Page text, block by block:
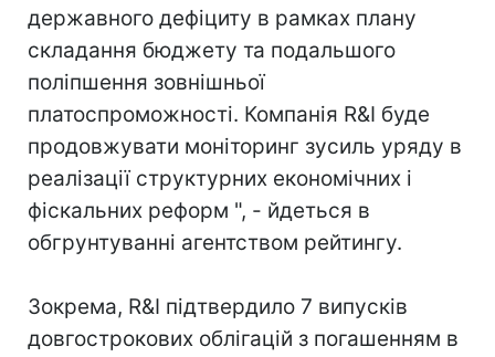
державного дефіциту в рамках плану
складання бюджету та подальшого
поліпшення зовнішньої
платоспроможності. Компанія R&I буде
продовжувати моніторинг зусиль уряду в
реалізації структурних економічних і
фіскальних реформ ", - йдеться в
обгрунтуванні агентством рейтингу.
Зокрема, R&I підтвердило 7 випусків
довгострокових облігацій з погашенням в